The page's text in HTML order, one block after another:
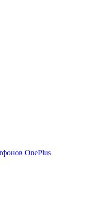
OnePlus